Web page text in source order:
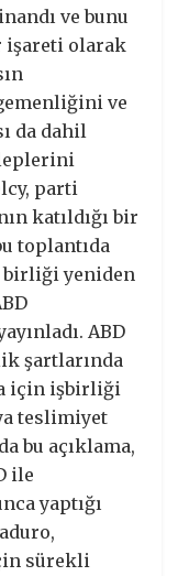
ve bunu
işareti olarak
ve
da dahil
parti
katıldığı bir
toplantıda
yeniden
ABD
şartlarında
için işbirliği
teslimiyet
bu açıklama,
ile
yaptığı
sürekli